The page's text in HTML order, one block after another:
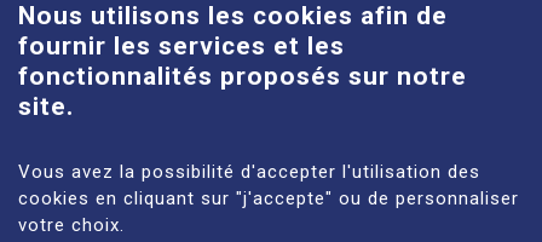
Site Louise-Michel
61 route de Châteaugay, 63118 Cébazat
En savoir plus
Nous utilisons les cookies afin de
fournir les services et les
fonctionnalités proposés sur notre
site.
Vous avez la possibilité d'accepter l'utilisation des
cookies en cliquant sur "j'accepte" ou de personnaliser
votre choix.